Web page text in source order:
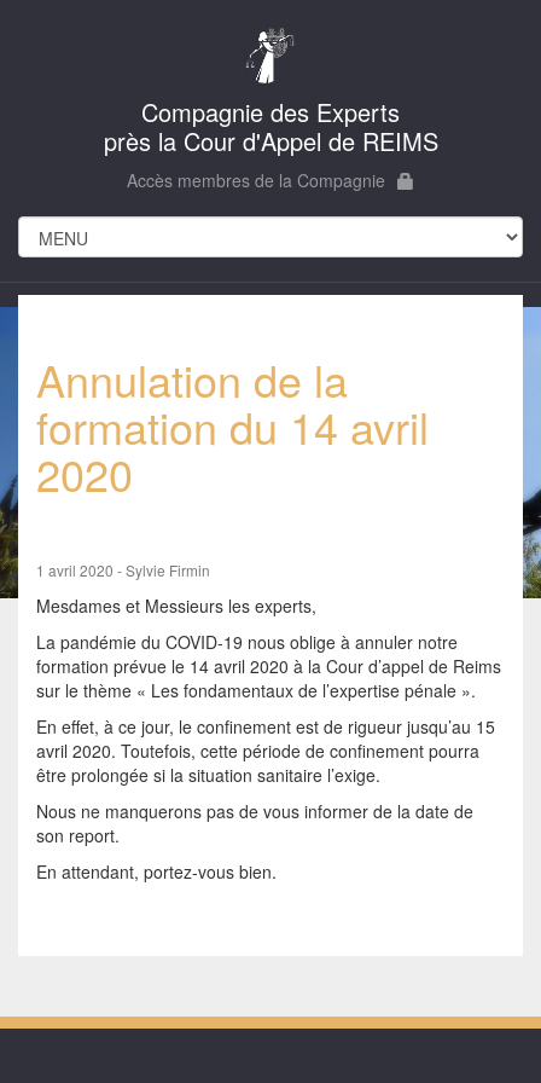
Compagnie des Experts
près la Cour d'Appel de REIMS
Accès membres de la Compagnie
Annulation de la
formation du 14 avril
2020
1 avril 2020 - Sylvie Firmin
Mesdames et Messieurs les experts,
La pandémie du COVID-19 nous oblige à annuler notre
formation prévue le 14 avril 2020 à la Cour d’appel de Reims
sur le thème « Les fondamentaux de l’expertise pénale ».
En effet, à ce jour, le confinement est de rigueur jusqu’au 15
avril 2020. Toutefois, cette période de confinement pourra
être prolongée si la situation sanitaire l’exige.
Nous ne manquerons pas de vous informer de la date de
son report.
En attendant, portez-vous bien.